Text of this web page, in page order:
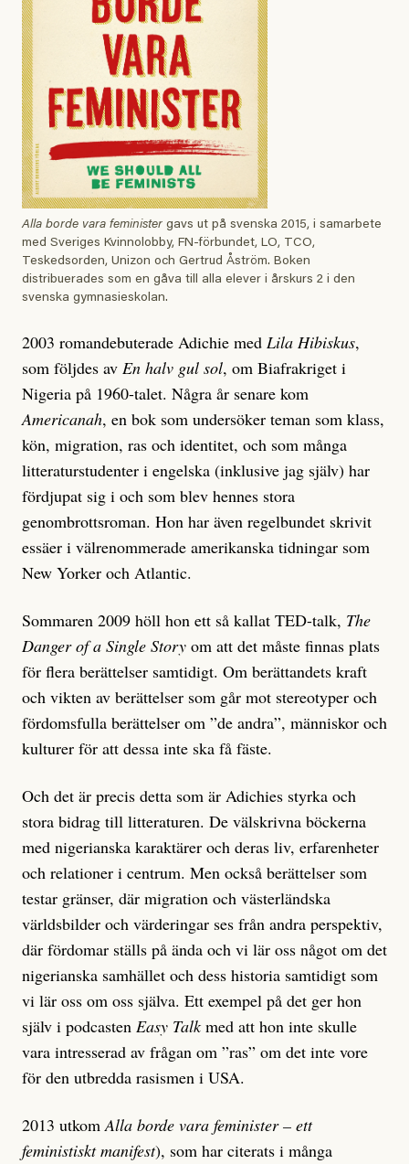
Alla borde vara feminister gavs ut på svenska 2015, i samarbete
med Sveriges Kvinnolobby, FN-förbundet, LO, TCO,
Teskedsorden, Unizon och Gertrud Åström. Boken
distribuerades som en gåva till alla elever i årskurs 2 i den
svenska gymnasieskolan.
2003 romandebuterade Adichie med Lila Hibiskus,
som följdes av En halv gul sol, om Biafrakriget i
Nigeria på 1960-talet. Några år senare kom
Americanah, en bok som undersöker teman som klass,
kön, migration, ras och identitet, och som många
litteraturstudenter i engelska (inklusive jag själv) har
fördjupat sig i och som blev hennes stora
genombrottsroman. Hon har även regelbundet skrivit
essäer i välrenommerade amerikanska tidningar som
New Yorker och Atlantic.
Sommaren 2009 höll hon ett så kallat TED-talk, The
Danger of a Single Story om att det måste finnas plats
för flera berättelser samtidigt. Om berättandets kraft
och vikten av berättelser som går mot stereotyper och
fördomsfulla berättelser om ”de andra”, människor och
kulturer för att dessa inte ska få fäste.
Och det är precis detta som är Adichies styrka och
stora bidrag till litteraturen. De välskrivna böckerna
med nigerianska karaktärer och deras liv, erfarenheter
och relationer i centrum. Men också berättelser som
testar gränser, där migration och västerländska
världsbilder och värderingar ses från andra perspektiv,
där fördomar ställs på ända och vi lär oss något om det
nigerianska samhället och dess historia samtidigt som
vi lär oss om oss själva. Ett exempel på det ger hon
själv i podcasten Easy Talkmed att hon inte skulle
vara intresserad av frågan om ”ras” om det inte vore
för den utbredda rasismen i USA.
2013 utkomAlla borde vara feminister – ett
feministiskt manifest), som har citerats i många